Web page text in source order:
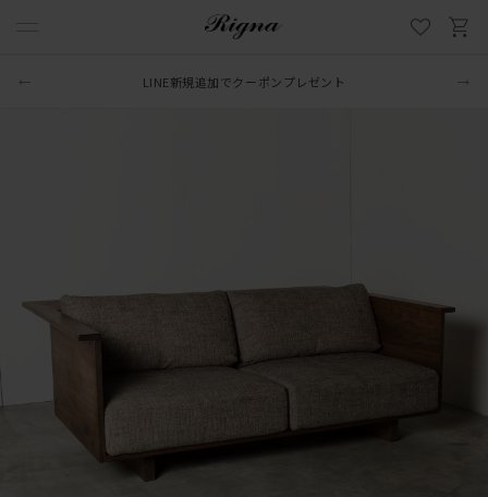
LINE新規追加でクーポンプレゼント